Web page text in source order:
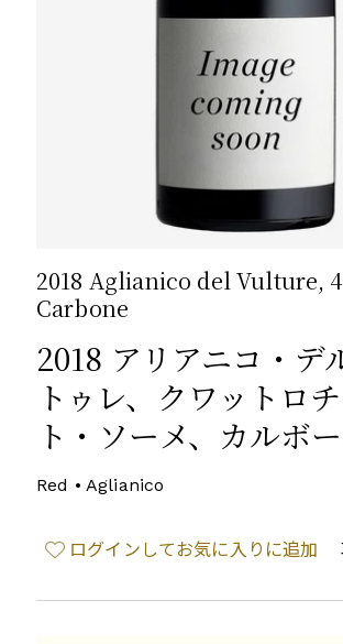
2018 Aglianico del Vulture,
Carbone
2018 アリアニコ・デ
トゥレ、クワットロ
ト・ソーメ、カルボ
Red • Aglianico
ログインしてお気に入りに追加